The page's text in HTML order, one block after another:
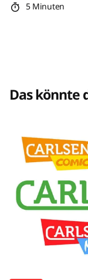
5 Minuten
Das könnte